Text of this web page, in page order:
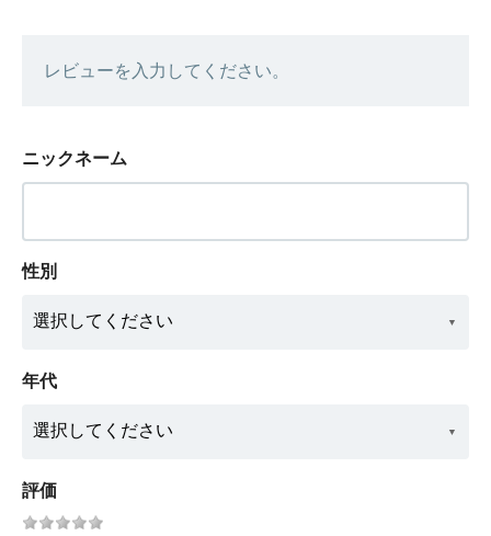
レビューを入力してください。
ニックネーム
性別
年代
評価